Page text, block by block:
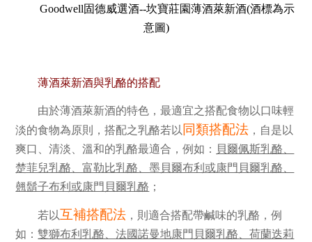
Goodwell固德威選酒--坎寶莊園薄酒萊新酒(酒標為示
意圖)
薄酒萊新酒與乳酪的搭配
由於薄酒萊新酒的特色，最適宜之搭配食物以口味輕
淡的食物為原則，搭配之乳酪若以 同類搭配法 ，自是以
爽口、清淡、溫和的乳酪最適合，例如： 貝爾佩斯乳酪、
楚菲兒乳酪、富勒比乳酪、墨貝爾布利或康門貝爾乳酪、
翹鬍子布利或康門貝爾乳酪 ；
若以互補搭配法 ，則適合搭配帶鹹味的乳酪，例
如：雙獅布利乳酪、法國諾曼地康門貝爾乳酪、荷蘭迭莉